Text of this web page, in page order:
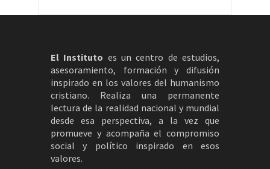
El Instituto es un centro de estudios,
asesoramiento, formación y difusión
inspirado en los valores del humanismo
cristiano. Realiza una permanente
lectura de la realidad nacional y mundial
desde esa perspectiva, a la vez que
promueve y acompaña el compromiso
social y político inspirado en esos
valores.